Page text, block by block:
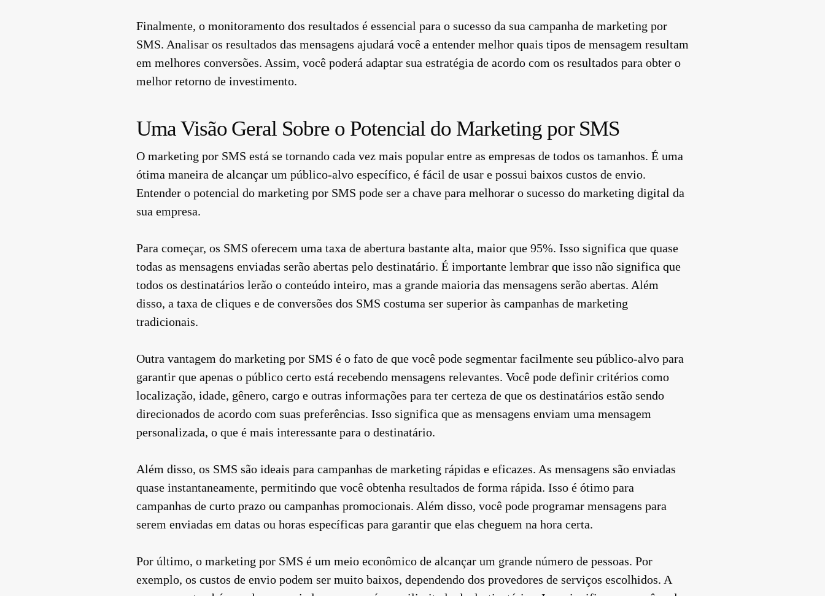
Finalmente, o monitoramento dos resultados é essencial para o sucesso da sua campanha de marketing por
SMS. Analisar os resultados das mensagens ajudará você a entender melhor quais tipos de mensagem resultam
em melhores conversões. Assim, você poderá adaptar sua estratégia de acordo com os resultados para obter o
melhor retorno de investimento.
Uma Visão Geral Sobre o Potencial do Marketing por SMS
O marketing por SMS está se tornando cada vez mais popular entre as empresas de todos os tamanhos. É uma
ótima maneira de alcançar um público-alvo específico, é fácil de usar e possui baixos custos de envio.
Entender o potencial do marketing por SMS pode ser a chave para melhorar o sucesso do marketing digital da
sua empresa.
Para começar, os SMS oferecem uma taxa de abertura bastante alta, maior que 95%. Isso significa que quase
todas as mensagens enviadas serão abertas pelo destinatário. É importante lembrar que isso não significa que
todos os destinatários lerão o conteúdo inteiro, mas a grande maioria das mensagens serão abertas. Além
disso, a taxa de cliques e de conversões dos SMS costuma ser superior às campanhas de marketing
tradicionais.
Outra vantagem do marketing por SMS é o fato de que você pode segmentar facilmente seu público-alvo para
garantir que apenas o público certo está recebendo mensagens relevantes. Você pode definir critérios como
localização, idade, gênero, cargo e outras informações para ter certeza de que os destinatários estão sendo
direcionados de acordo com suas preferências. Isso significa que as mensagens enviam uma mensagem
personalizada, o que é mais interessante para o destinatário.
Além disso, os SMS são ideais para campanhas de marketing rápidas e eficazes. As mensagens são enviadas
quase instantaneamente, permitindo que você obtenha resultados de forma rápida. Isso é ótimo para
campanhas de curto prazo ou campanhas promocionais. Além disso, você pode programar mensagens para
serem enviadas em datas ou horas específicas para garantir que elas cheguem na hora certa.
Por último, o marketing por SMS é um meio econômico de alcançar um grande número de pessoas. Por
exemplo, os custos de envio podem ser muito baixos, dependendo dos provedores de serviços escolhidos. A